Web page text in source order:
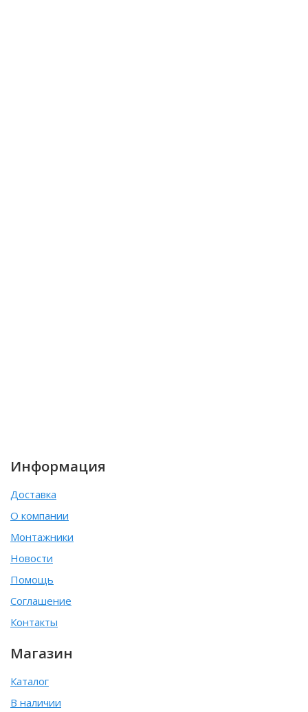
Информация
Доставка
О компании
Монтажники
Новости
Помощь
Соглашение
Контакты
Магазин
Каталог
В наличии